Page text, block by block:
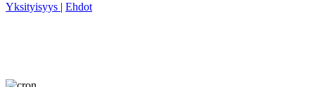
Yksityisyys | Ehdot